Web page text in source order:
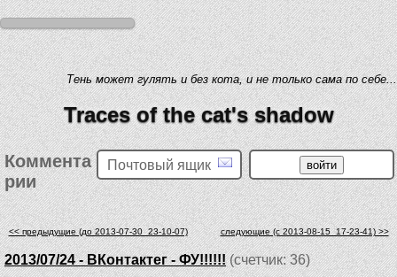
Тень может гулять и без кота, и не только сама по себе...
Traces of the cat's shadow
Почтовый ящик
Коммента
рии
<< предыдущие (до 2013-07-30_23-10-07) следующие (c 2013-08-15_17-23-41) >>
2013/07/24 - ВКонтактег - ФУ!!!!!!(счетчик: 36)